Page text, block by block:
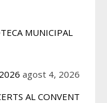
MUNICIPAL
agost 4, 2026
AL CONVENT